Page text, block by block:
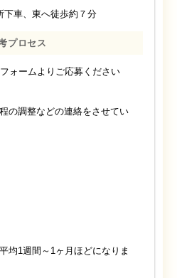
下車、東へ徒歩約７分
プロセス
ォームよりご応募ください
の調整などの連絡をさせてい
均1週間～1ヶ月ほどになりま